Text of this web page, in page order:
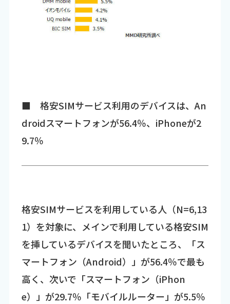
■ 格安SIMサービス利用のデバイスは、An
droidスマートフォンが56.4％、iPhoneが2
9.7％
格安SIMサービスを利用している人（N=6,13
1）を対象に、メインで利用している格安SIM
を挿しているデバイスを聞いたところ、「ス
マートフォン（Android）」が56.4％で最も
高く、次いで「スマートフォン（iPhon
e）」が29.7％「モバイルルーター」が5.5％